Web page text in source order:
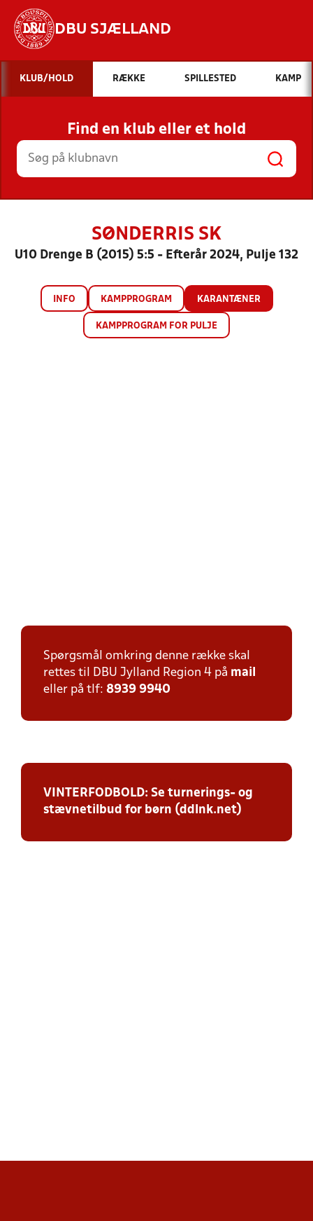
DBU SJÆLLAND
Hvad vil du søge efter?
INDHOLD OG NYHEDER
STILLINGER, RESULTATER, KLUBBER OG
HOLD
KLUB/HOLD RÆKKE SPILLESTED KAMP
Find en klub eller et hold
SØNDERRIS SK
U10 Drenge B (2015) 5:5 - Efterår 2024, Pulje 132
INFO KAMPPROGRAM KARANTÆNER
KAMPPROGRAM FOR PULJE
Spørgsmål omkring denne række skal
rettes til DBU Jylland Region 4 på mail
eller på tlf: 8939 9940
VINTERFODBOLD: Se turnerings- og
stævnetilbud for børn (ddlnk.net)